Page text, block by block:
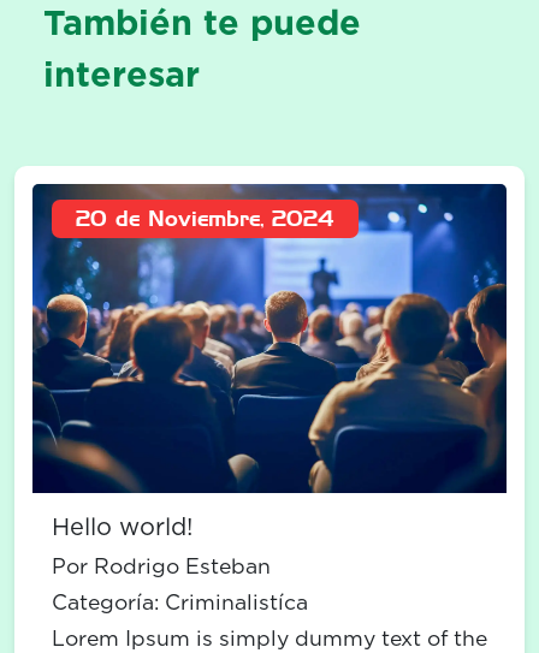
También te puede
interesar
20 de Noviembre, 2024
Hello world!
Por Rodrigo Esteban
Categoría: Criminalistíca
Lorem Ipsum is simply dummy text of the